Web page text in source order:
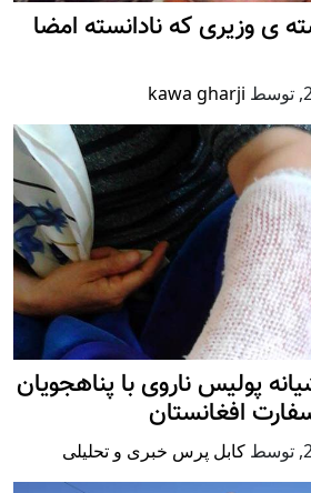
ی وزیری که نادانسته امضا
, توسط kawa gharji
پولیس ناروی با پناهجویان
افغانستان
, توسط کابل پرس خبری و تحلیلی